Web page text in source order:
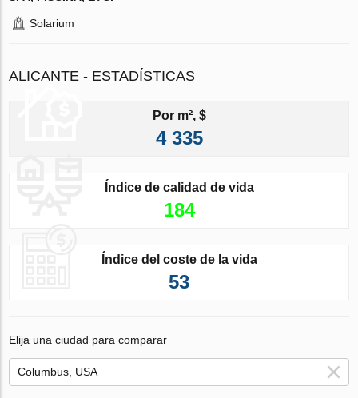
Solarium
ALICANTE - ESTADÍSTICAS
Por m², $
4 335
Índice de calidad de vida
184
Índice del coste de la vida
53
Elija una ciudad para comparar